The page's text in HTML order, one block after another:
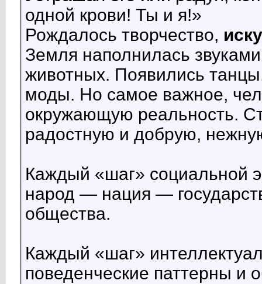
одной крови! Ты и я!»
Рождалось творчество,
Земля наполнилась
животных. Появились
моды. Но самое важное,
окружающую реальность.
радостную и добрую,
Каждый «шаг»
народ — нация —
общества.
Каждый «шаг»
поведенческие паттерны и